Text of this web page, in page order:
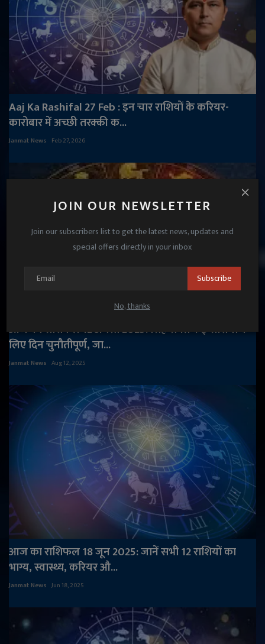
JOIN OUR NEWSLETTER
Join our subscribers list to get the latest news, updates and
special offers directly in your inbox
Subscribe
No, thanks
Aaj Ka Rashifal 27 Feb : इन चार राशियों के करियर-
कारोबार में अच्छी तरक्की क...
Janmat News Feb 27, 2026
आज का राशिफल 12 अगस्त 2025: सिंह समेत कई राशियों के
लिए दिन चुनौतीपूर्ण, जा...
Janmat News Aug 12, 2025
आज का राशिफल 18 जून 2025: जानें सभी 12 राशियों का
भाग्य, स्वास्थ्य, करियर औ...
Janmat News Jun 18, 2025